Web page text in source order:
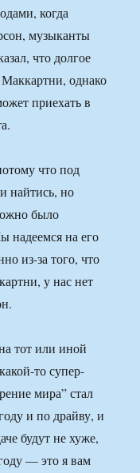
когда
музыканты
что долгое
однако
приехать в
что под
найтись, но
было
надеемся на его
из-за того, что
у нас нет
тот или иной
то супер-
мира” стал
и по драйву, и
будут не хуже,
— это я вам